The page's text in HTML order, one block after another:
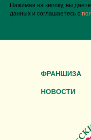
Нажимая на кнопку, вы
данных и соглашаетесь c
ФРАНШИЗА
НОВОСТИ